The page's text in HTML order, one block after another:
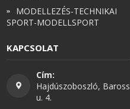
MODELLEZÉS-TECHNIKAI
SPORT-MODELLSPORT
KAPCSOLAT
Cím:
Hajdúszoboszló, Baross
u. 4.